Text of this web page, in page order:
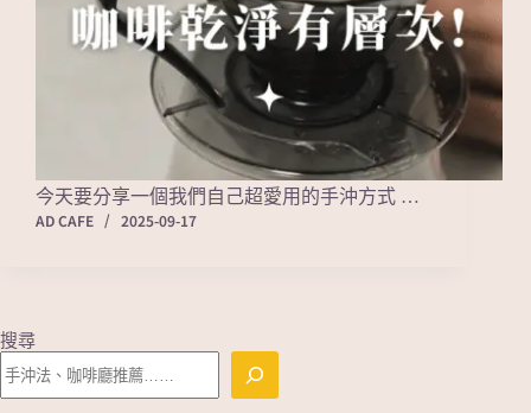
今天要分享一個我們自己超愛用的手沖方式 …
AD CAFE
2025-09-17
搜尋